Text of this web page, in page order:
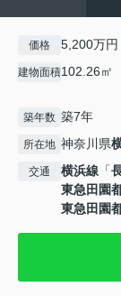
価格 5,200万円
建物面積102.26㎡
築年数 築7年
所在地 神奈川県
交通 横浜線 「
東急田園
東急田園